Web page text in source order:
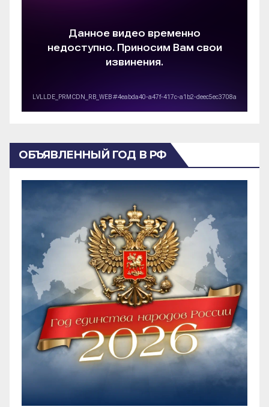
ОБЪЯВЛЕННЫЙ ГОД В РФ